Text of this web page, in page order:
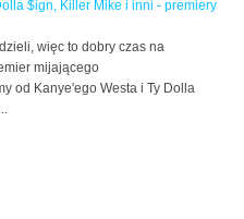
$ign, Killer Mike i inni - premiery
więc to dobry czas na
mijającego
od Kanye'ego Westa i Ty Dolla